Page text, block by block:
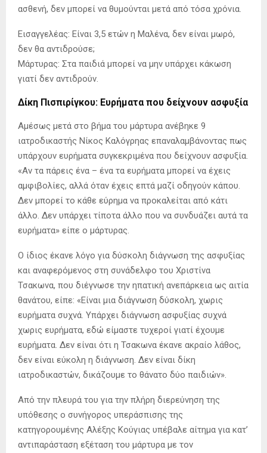
ασθενή, δεν μπορεί να θυμούνται μετά από τόσα χρόνια.
Εισαγγελέας: Είναι 3,5 ετών η Μαλένα, δεν είναι μωρό,
δεν θα αντιδρούσε;
Μάρτυρας: Στα παιδιά μπορεί να μην υπάρχει κάκωση
γιατί δεν αντιδρούν.
Δίκη Πισπιρίγκου: Ευρήματα που δείχνουν ασφυξία
Αμέσως μετά στο βήμα του μάρτυρα ανέβηκε 9
ιατροδικαστής Νίκος Καλόγρηας επαναλαμβάνοντας πως
υπάρχουν ευρήματα συγκεκριμένα που δείχνουν ασφυξία.
«Αν τα πάρεις ένα – ένα τα ευρήματα μπορεί να έχεις
αμφιβολίες, αλλά όταν έχεις επτά μαζί οδηγούν κάπου.
Δεν μπορεί το κάθε εύρημα να προκαλείται από κάτι
άλλο. Δεν υπάρχει τίποτα άλλο που να συνδυάζει αυτά τα
ευρήματα» είπε ο μάρτυρας.
Ο ίδιος έκανε λόγο για δύσκολη διάγνωση της ασφυξίας
και αναφερόμενος στη συνάδελφο του Χριστίνα
Τσακωνα, που διέγνωσε την ηπατική ανεπάρκεια ως αιτία
θανάτου, είπε: «Είναι μια διάγνωση δύσκολη, χωρις
ευρήματα συχνά. Υπάρχει διάγνωση ασφυξίας συχνά
χωρις ευρήματα, εδώ είμαστε τυχεροί γιατί έχουμε
ευρήματα. Δεν είναι ότι η Τσακωνα έκανε ακραίο λάθος,
δεν είναι εύκολη η διάγνωση. Δεν είναι δίκη
ιατροδικαστών, δικάζουμε το θάνατο δύο παιδιών».
Από την πλευρά του για την πλήρη διερεύνηση της
υπόθεσης ο συνήγορος υπεράσπισης της
κατηγορουμένης Αλέξης Κούγιας υπέβαλε αίτημα για κατ’
αντιπαράσταση εξέταση του μάρτυρα με τον